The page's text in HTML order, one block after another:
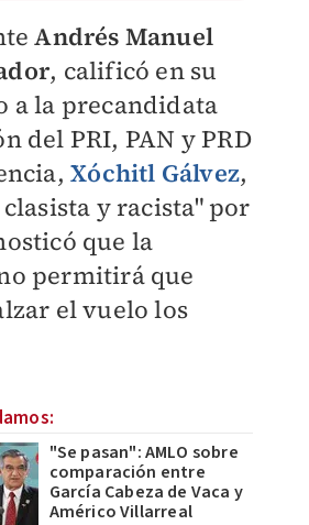
Andrés Manuel
, calificó en su
a la precandidata
del PRI, PAN y PRD
Xóchitl Gálvez,
y racista" por
que la
permitirá que
el vuelo los
"Se pasan": AMLO sobre
comparación entre
García Cabeza de Vaca y
Américo Villarreal